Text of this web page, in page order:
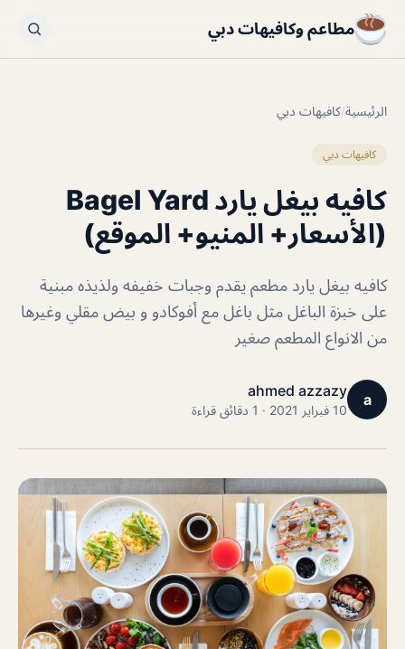
مطاعم وكافيهات دبي
الرئيسية/كافيهات دبي
كافيهات دبي
كافيه بيغل يارد Bagel Yard
(الأسعار+ المنيو+ الموقع)
كافيه بيغل يارد مطعم يقدم وجبات خفيفه ولذيذه مبنية
على خبزة الباغل مثل باغل مع أفوكادو و بيض مقلي وغيرها
من الانواع المطعم صغير
a
ahmed azzazy
10 فبراير 2021 · 1 دقائق قراءة